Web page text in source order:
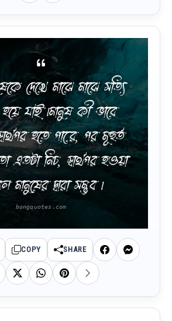
দেখে মাঝে মাঝে সত্যি
যাই ৷মানুষ কী ভাবে
হতে পারে, পর মূহুর্ত
এতটা নিচ, স্বার্থপর হওয়া
মানুষের দ্বারা সম্ভব ৷
COPY SHARE